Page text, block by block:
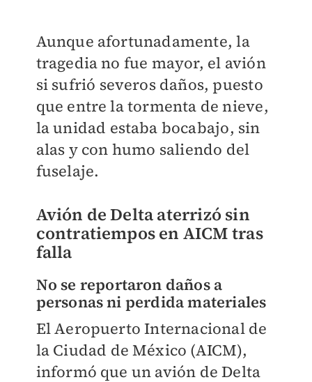
Aunque afortunadamente, la
tragedia no fue mayor, el avión
si sufrió severos daños, puesto
que entre la tormenta de nieve,
la unidad estaba bocabajo, sin
alas y con humo saliendo del
fuselaje.
Avión de Delta aterrizó sin
contratiempos en AICM tras
falla
No se reportaron daños a
personas ni perdida materiales
El Aeropuerto Internacional de
la Ciudad de México (AICM),
informó que un avión de Delta